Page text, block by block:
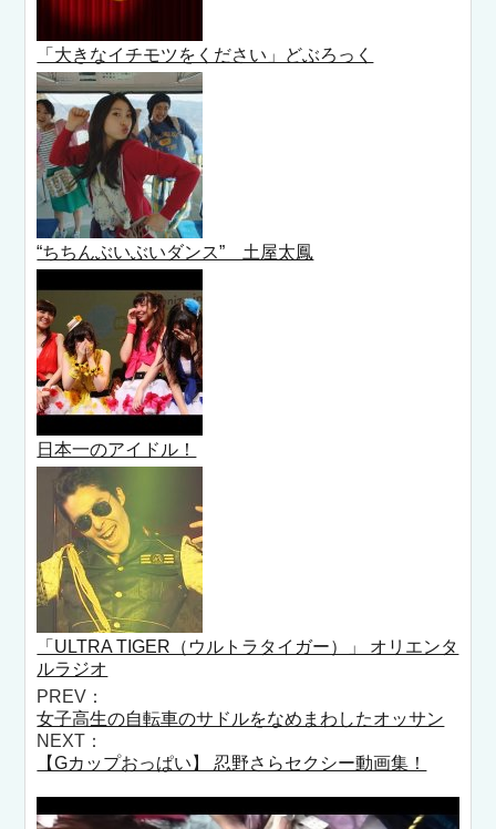
「大きなイチモツをください」どぶろっく
“ちちんぶいぶいダンス” 土屋太鳳
日本一のアイドル！
「ULTRA TIGER（ウルトラタイガー）」 オリエンタ
ルラジオ
PREV：
女子高生の自転車のサドルをなめまわしたオッサン
NEXT：
【Gカップおっぱい】 忍野さらセクシー動画集！